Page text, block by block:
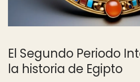
El Segundo Periodo
la historia de Egipto